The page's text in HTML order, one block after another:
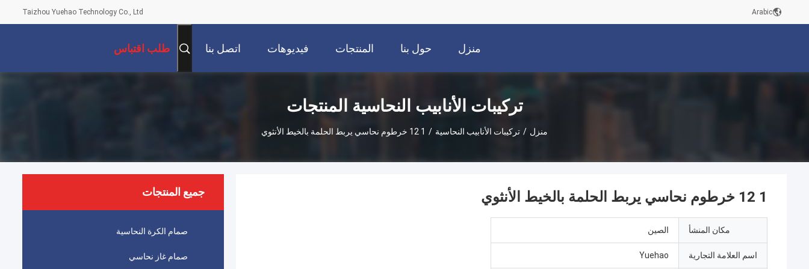
Taizhou Yuehao Technology Co., Ltd Arabic
منزل حول بنا المنتجات فيديوهات اتصل بنا طلب اقتباس
تركيبات الأنابيب النحاسية المنتجات
منزل / تركيبات الأنابيب النحاسية / 1 12 خرطوم نحاسي يربط الحلمة بالخيط الأنثوي
جميع المنتجات
صمام الكرة النحاسية
صمام غاز نحاسي
1 12 خرطوم نحاسي يربط الحلمة بالخيط الأنثوي
مكان المنشأ الصين
اسم العلامة التجارية Yuehao